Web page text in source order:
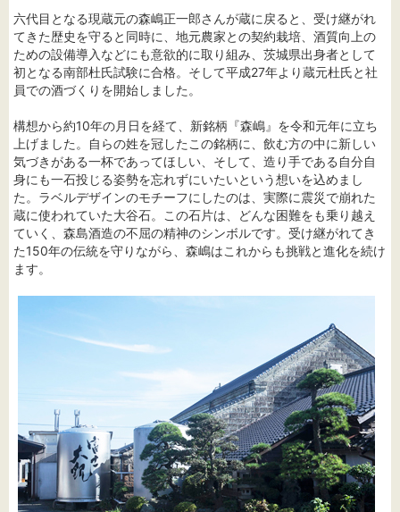
六代目となる現蔵元の森嶋正一郎さんが蔵に戻ると、受け継がれ
てきた歴史を守ると同時に、地元農家との契約栽培、酒質向上の
ための設備導入などにも意欲的に取り組み、茨城県出身者として
初となる南部杜氏試験に合格。そして平成27年より蔵元杜氏と社
員での酒づくりを開始しました。
構想から約10年の月日を経て、新銘柄『森嶋』を令和元年に立ち
上げました。自らの姓を冠したこの銘柄に、飲む方の中に新しい
気づきがある一杯であってほしい、そして、造り手である自分自
身にも一石投じる姿勢を忘れずにいたいという想いを込めまし
た。ラベルデザインのモチーフにしたのは、実際に震災で崩れた
蔵に使われていた大谷石。この石片は、どんな困難をも乗り越え
ていく、森島酒造の不屈の精神のシンボルです。受け継がれてき
た150年の伝統を守りながら、森嶋はこれからも挑戦と進化を続け
ます。